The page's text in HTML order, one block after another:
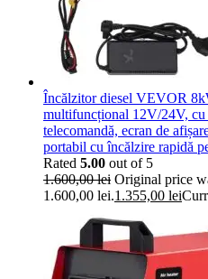
Încălzitor diesel VEVOR
multifuncțional 12V/24V,
telecomandă, ecran de
portabil cu încălzire rapidă
Rated 5.00 out of 5
1.600,00lei Original price
1.600,00 lei.1.355,00 lei